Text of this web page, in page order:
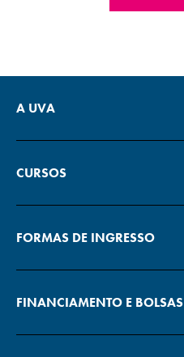
A UVA
CURSOS
FORMAS DE INGRESSO
FINANCIAMENTO E BOLSAS